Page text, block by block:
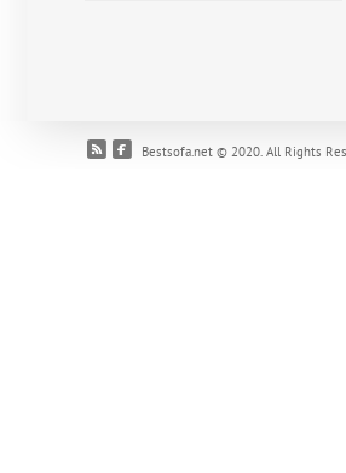
Bestsofa.net © 2020. All Rights